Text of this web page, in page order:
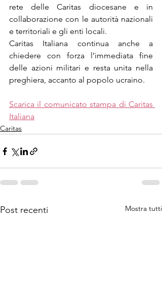
rete delle Caritas diocesane e in
collaborazione con le autorità nazionali
e territoriali e gli enti locali.
Caritas Italiana continua anche a
chiedere con forza l’immediata fine
delle azioni militari e resta unita nella
preghiera, accanto al popolo ucraino.
Scarica il comunicato stampa di Caritas
Italiana
Caritas
Post recenti Mostra tutti